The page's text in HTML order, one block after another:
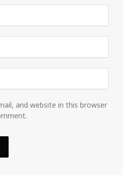
and website in this browser